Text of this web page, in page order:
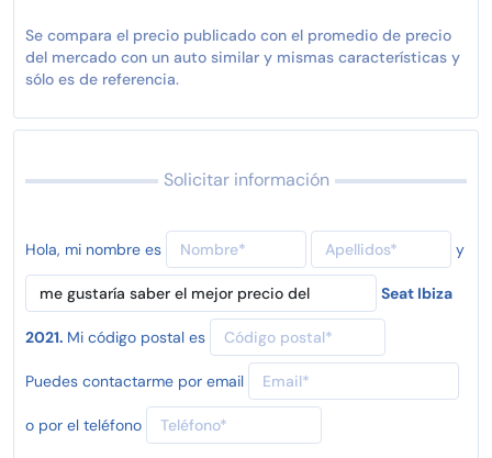
Se compara el precio publicado con el promedio de precio
del mercado con un auto similar y mismas características y
sólo es de referencia.
Solicitar información
Hola, mi nombre es y
Seat Ibiza
2021. Mi código postal es
Puedes contactarme por email
o por el teléfono